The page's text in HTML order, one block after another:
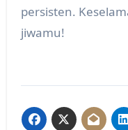
persisten.
jiwamu!